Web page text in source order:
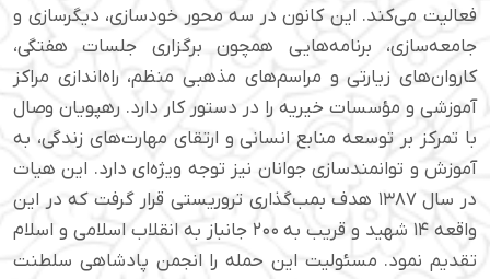
فعالیت می‌کند. این کانون در سه محور خودسازی، دیگرسازی و
جامعه‌سازی، برنامه‌هایی همچون برگزاری جلسات هفتگی،
کاروان‌های زیارتی و مراسم‌های مذهبی منظم، راه‌اندازی مراکز
آموزشی و مؤسسات خیریه را در دستور کار دارد. رهپویان وصال
با تمرکز بر توسعه منابع انسانی و ارتقای مهارت‌های زندگی، به
آموزش و توانمندسازی جوانان نیز توجه ویژه‌ای دارد. این هیات
در سال ۱۳۸۷ هدف بمب‌گذاری تروریستی قرار گرفت که در این
واقعه ۱۴ شهید و قریب به ۲۰۰ جانباز به انقلاب اسلامی و اسلام
تقدیم نمود. مسئولیت این حمله را انجمن پادشاهی سلطنت